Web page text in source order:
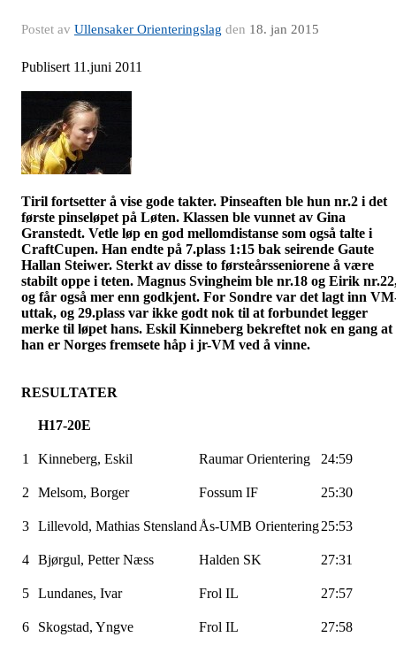
Postet av Ullensaker Orienteringslag den 18. jan 2015
Publisert 11.juni 2011
Tiril fortsetter å vise gode takter. Pinseaften ble hun nr.2 i det
første pinseløpet på Løten. Klassen ble vunnet av Gina
Granstedt. Vetle løp en god mellomdistanse som også talte i
CraftCupen. Han endte på 7.plass 1:15 bak seirende Gaute
Hallan Steiwer. Sterkt av disse to førsteårsseniorene å være
stabilt oppe i teten. Magnus Svingheim ble nr.18 og Eirik
og får også mer enn godkjent. For Sondre var det lagt inn
uttak, og 29.plass var ikke godt nok til at forbundet legger
merke til løpet hans. Eskil Kinneberg bekreftet nok en gang at
han er Norges fremsete håp i jr-VM ved å vinne.
RESULTATER
H17-20E
1 Kinneberg, Eskil RaumarOrientering 24:59
2 Melsom, Borger Fossum IF 25:30
3 Lillevold, Mathias Stensland Ås-UMB Orientering25:53
4 Bjørgul, Petter Næss Halden SK 27:31
5 Lundanes, Ivar Frol IL 27:57
6 Skogstad, Yngve Frol IL 27:58